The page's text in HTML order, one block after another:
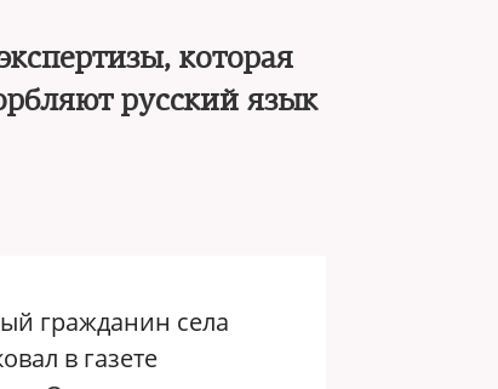
которая
русский язык
гражданин села
в газете